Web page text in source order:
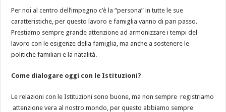
Per noi al centro dell’impegno c’è la “persona” in tutte le sue
caratteristiche, per questo lavoro e famiglia vanno di pari passo.
Prestiamo sempre grande attenzione ad armonizzare i tempi del
lavoro con le esigenze della famiglia, ma anche a sostenere le
politiche familiari e la natalità.
Come dialogare oggi con le Istituzioni?
Le relazioni con le Istituzioni sono buone, ma non sempre registriamo
attenzione vera al nostro mondo, per questo abbiamo sempre